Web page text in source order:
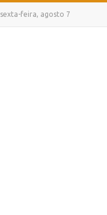
sexta-feira, agosto 7